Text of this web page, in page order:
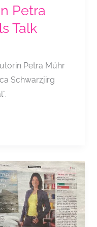
Petra
Talk
Petra Mühr
Schwarzjirg